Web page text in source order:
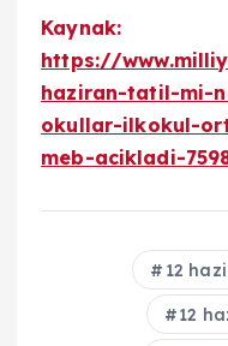
Kaynak:
https://
haziran-tatil-mi-
okullar-ilkokul-
meb-acikladi-
12
12